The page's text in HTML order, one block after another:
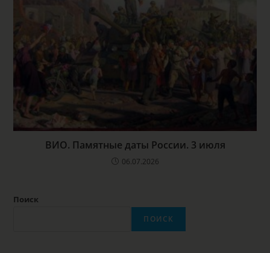
ВИО. Памятные даты России. 3 июля
06.07.2026
Поиск
ПОИСК